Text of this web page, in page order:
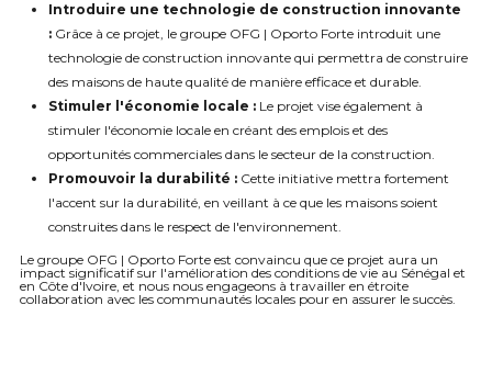
Introduire une technologie de construction innovante
:Grâce à ce projet, le groupe OFG | Oporto Forte introduit une
technologie de construction innovante qui permettra de construire
des maisons de haute qualité de manière efficace et durable.
Stimuler l'économie locale :Le projet vise également à
stimuler l'économie locale en créant des emplois et des
opportunités commerciales dans le secteur de la construction.
Promouvoir la durabilité :Cette initiative mettra fortement
l'accent sur la durabilité, en veillant à ce que les maisons soient
construites dans le respect de l'environnement.
Le groupe OFG | Oporto Forte est convaincu que ce projet aura un
impact significatif sur l'amélioration des conditions de vie au Sénégal et
en Côte d'Ivoire, et nous nous engageons à travailler en étroite
collaboration avec les communautés locales pour en assurer le succès.